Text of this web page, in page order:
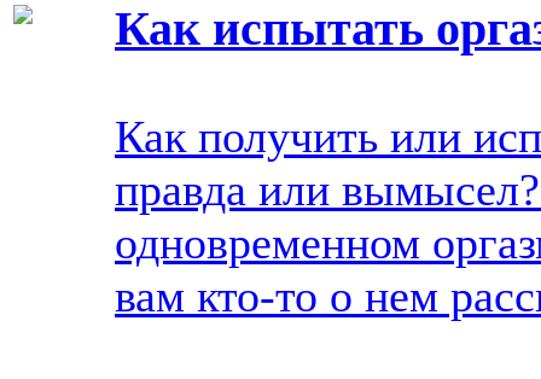
Как испытать
Как получить или
правда или
одновременном
вам кто-то о нем